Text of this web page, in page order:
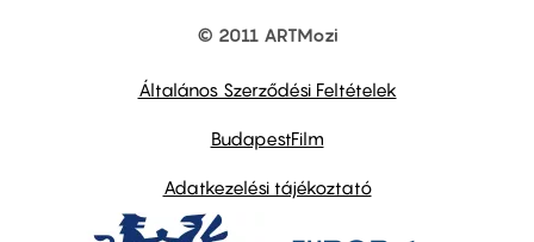
© 2011 ARTMozi
Általános Szerződési Feltételek
BudapestFilm
Adatkezelési tájékoztató